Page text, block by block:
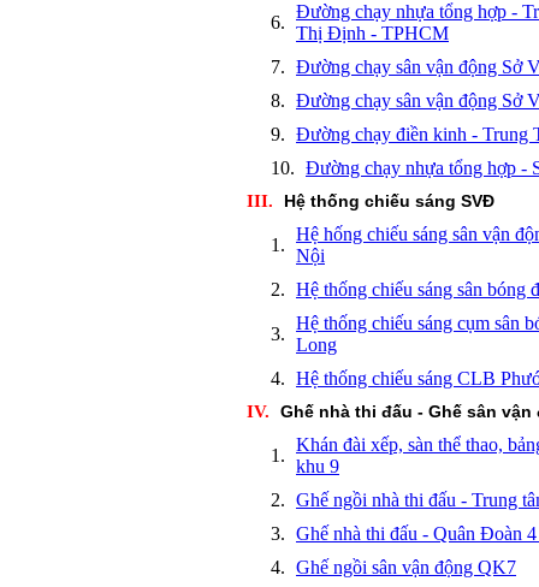
6.
Đường chạy nhựa tổng hợp -
Thị Định - TPHCM
7. Đường chạy sân vận động Sở
8. Đường chạy sân vận động
9. Đường chạy điền kinh - Trung
10. Đường chạy nhựa tổng hợp
III. Hệ thống chiếu sáng SVĐ
1.
Hệ hống chiếu sáng sân vận
Nội
2. Hệ thống chiếu sáng sân
3.
Hệ thống chiếu sáng cụm sân
Long
4. Hệ thống chiếu sáng CLB
IV. Ghế nhà thi đấu - Ghế sân vận
1.
Khán đài xếp, sàn thể thao,
khu 9
2. Ghế ngồi nhà thi đấu - Trung
3. Ghế nhà thi đấu - Quân Đoàn
4. Ghế ngồi sân vận động QK7